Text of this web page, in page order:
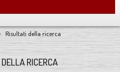
Risultati della ricerca
RICERCA